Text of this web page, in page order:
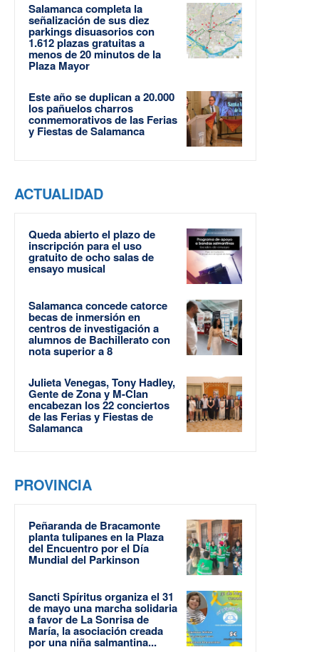
Salamanca completa la
señalización de sus diez
parkings disuasorios con
1.612 plazas gratuitas a
menos de 20 minutos de la
Plaza Mayor
Este año se duplican a 20.000
los pañuelos charros
conmemorativos de las Ferias
y Fiestas de Salamanca
ACTUALIDAD
Queda abierto el plazo de
inscripción para el uso
gratuito de ocho salas de
ensayo musical
Salamanca concede catorce
becas de inmersión en
centros de investigación a
alumnos de Bachillerato con
nota superior a 8
Julieta Venegas, Tony Hadley,
Gente de Zona y M-Clan
encabezan los 22 conciertos
de las Ferias y Fiestas de
Salamanca
PROVINCIA
Peñaranda de Bracamonte
planta tulipanes en la Plaza
del Encuentro por el Día
Mundial del Parkinson
Sancti Spíritus organiza el 31
de mayo una marcha solidaria
a favor de La Sonrisa de
María, la asociación creada
por una niña salmantina...